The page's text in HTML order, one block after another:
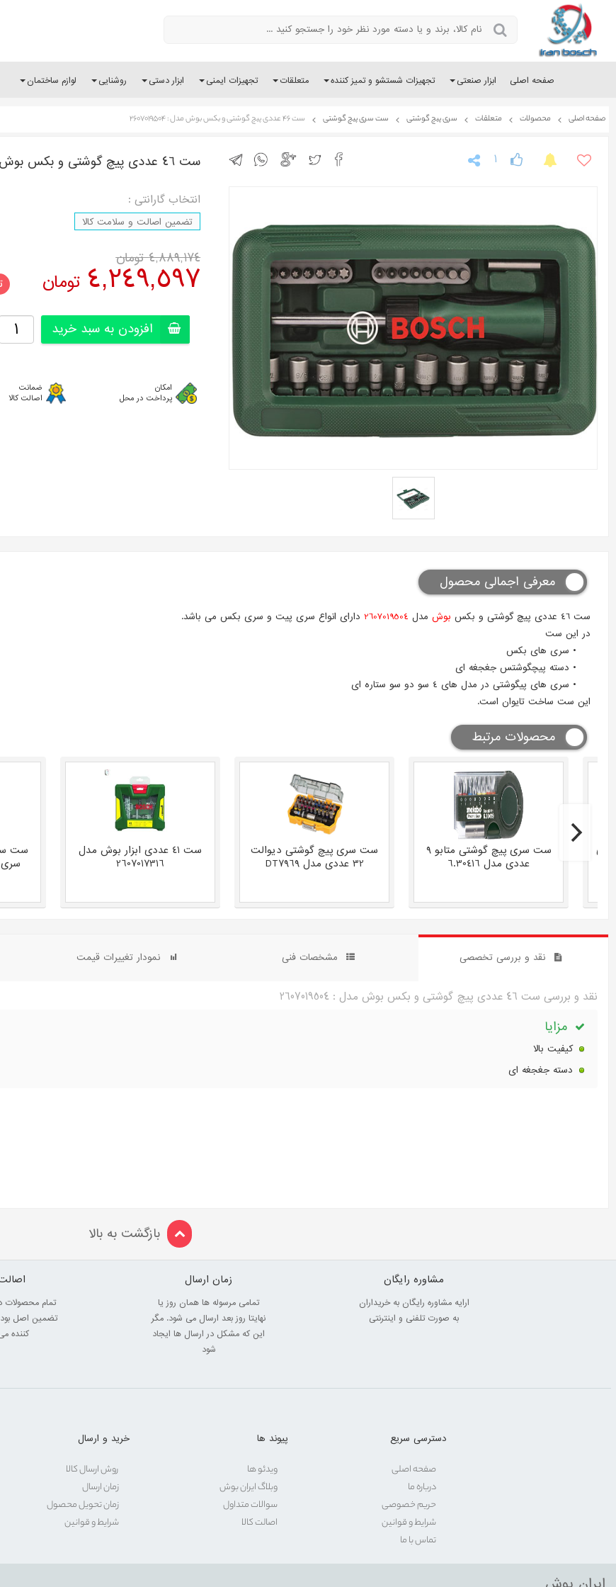
صفحه اصلی ابزار صنعتی تجهیزات شستشو و تمیز کننده متعلقات تجهیزات ایمنی ابزار دستی روشنایی لوازم ساختمان
صفحه اصلی محصولات متعلقات سری پیچ گوشتی ست سری پیچ گوشتی ست 46 عددی پیچ گوشتی و بکس بوش مدل : 2607019504
1 ست 46 عددی پیچ گوشتی و بکس بوش مدل : 2607019504
انتخاب گارانتی :
تضمین اصالت و سلامت کالا
4,889,174تومان
4,249,597 تومان
افزودن به سبد خرید
امکان
پرداخت در محل
ضمانت
اصالت کالا
معرفی اجمالی محصول
ست 46 عددی پیچ گوشتی و بکس بوش مدل 2607019504 دارای انواع سری پیت و سری بکس می باشد.
در این ست
سری های بکس
دسته پیچگوشتس جغجغه ای
سری های پیگوشتی در مدل های 4 سو دو سو ستاره ای
این ست ساخت تایوان است.
محصولات مرتبط
ست 41 عددی ابزار بوش مدل
2607017316
ست سری پیچ گوشتی دیوالت
32 عددی مدل DT7969
ست سری پیچ گوشتی متابو 9
عددی مدل 6.30416
گوشتی 60 عددی
ست
نقد و بررسی تخصصی مشخصات فنی نمودار تغییرات قیمت
نقد و بررسی ست 46 عددی پیچ گوشتی و بکس بوش مدل : 2607019504
مزایا
کیفیت بالا
دسته جغجغه ای
بازگشت به بالا
مشاوره رایگان
ارایه مشاوره رایگان به خریداران
به صورت تلفنی و اینترنتی
زمان ارسال
تمامی مرسوله ها همان روز یا
نهایتا روز بعد ارسال می شود. مگر
این که مشکل در ارسال ها ایجاد
شود
تمام محصولات
تضمین اصل
کننده
دسترسی سریع
صفحه اصلی
درباره ما
حریم خصوصی
شرایط و قوانین
تماس با ما
پیوند ها
ویدئو ها
وبلاگ ایران بوش
سوالات متداول
اصالت کالا
خرید و ارسال
روش ارسال کالا
زمان ارسال
زمان تحویل محصول
شرایط و قوانین